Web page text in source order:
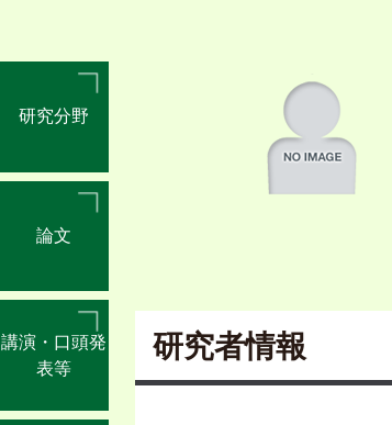
研究分野
論文
講演・口頭発
表等
研究者情報